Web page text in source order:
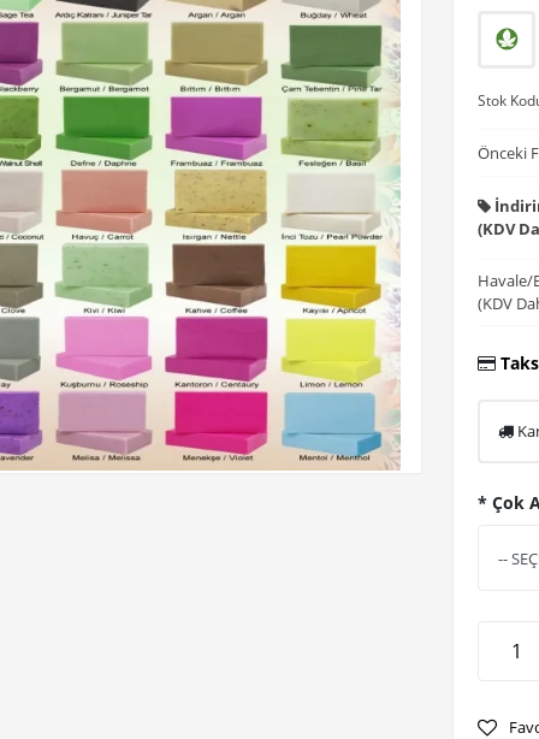
Stok
Önceki
(KDV
Havale/
(KDV
* Çok